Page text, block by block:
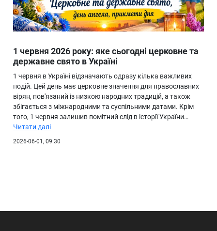
1 червня 2026 року: яке сьогодні церковне та
державне свято в Україні
1 червня в Україні відзначають одразу кілька важливих
подій. Цей день має церковне значення для православних
вірян, пов'язаний із низкою народних традицій, а також
збігається з міжнародними та суспільними датами. Крім
того, 1 червня залишив помітний слід в історії України…
Читати далі
2026-06-01, 09:30